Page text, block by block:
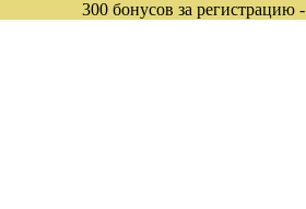
300 бонусов за регистрацию -